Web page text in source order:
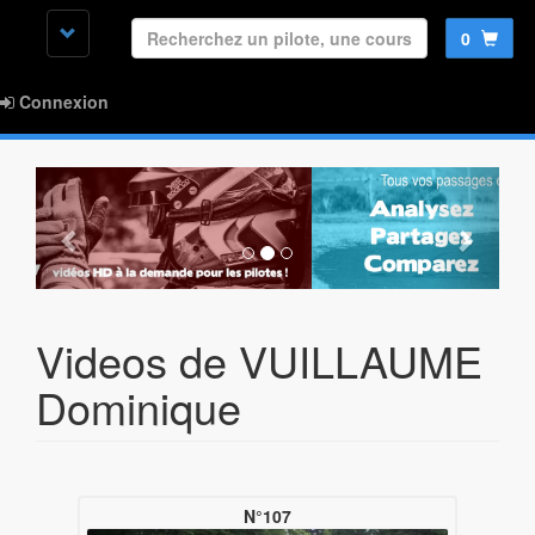
0
Connexion
Videos de VUILLAUME
Dominique
N°107